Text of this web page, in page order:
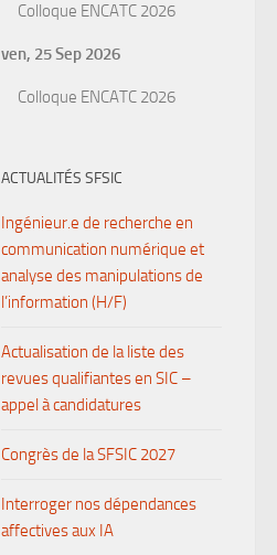
Colloque ENCATC 2026
ven, 25 Sep 2026
Colloque ENCATC 2026
ACTUALITÉS SFSIC
Ingénieur.e de recherche en
communication numérique et
analyse des manipulations de
l’information (H/F)
Actualisation de la liste des
revues qualifiantes en SIC –
appel à candidatures
Congrès de la SFSIC 2027
Interroger nos dépendances
affectives aux IA